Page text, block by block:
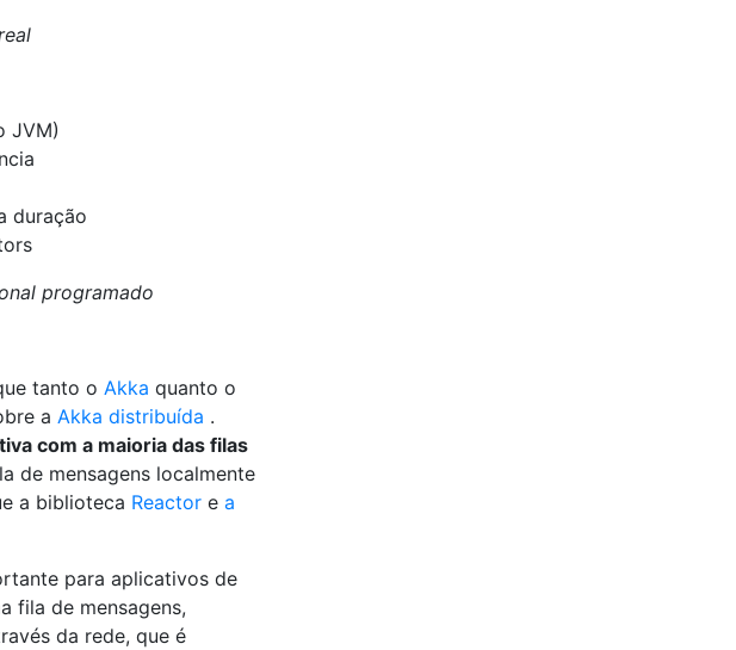
JVM)
duração
programado
tanto o Akka quanto o
a Akka distribuída .
com a maioria das filas
de mensagens localmente
a biblioteca Reactor e a
para aplicativos de
fila de mensagens,
da rede, que é